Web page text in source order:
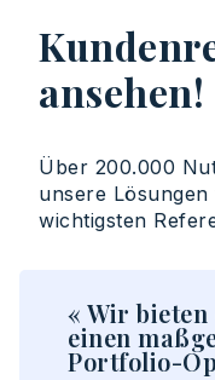
ansehen!
Über 200.000
unsere Lösungen
wichtigsten
« Wir
einen
Portfolio-